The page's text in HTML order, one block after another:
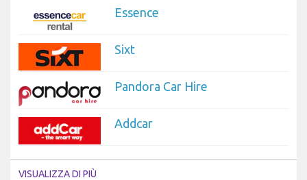
Essence
Sixt
Pandora Car Hire
Addcar
VISUALIZZA DI PIÙ